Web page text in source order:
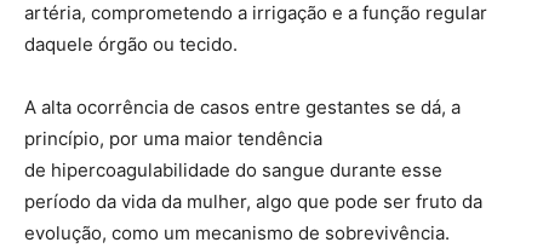
artéria, comprometendo a irrigação e a função regular
daquele órgão ou tecido.
A alta ocorrência de casos entre gestantes se dá, a
princípio, por uma maior tendência
de hipercoagulabilidade do sangue durante esse
período da vida da mulher, algo que pode ser fruto da
evolução, como um mecanismo de sobrevivência.